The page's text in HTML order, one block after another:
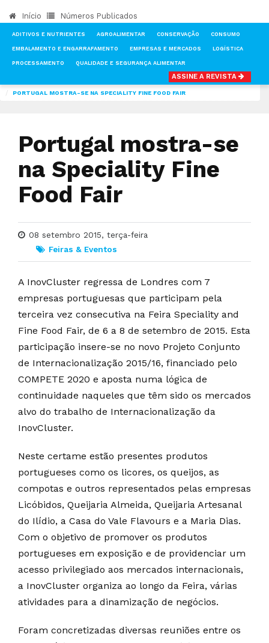
Início Números Publicados
ADITIVOS E NUTRIENTES AGROALIMENTAR CONSERVAÇÃO CONSUMO
EMBALAMENTO E ENGARRAFAMENTO EMPRESAS E MERCADOS LOGÍSTICA
PROCESSAMENTO QUALIDADE E SEGURANÇA ALIMENTAR
ASSINE A REVISTA
PORTUGAL MOSTRA-SE NA SPECIALITY FINE FOOD FAIR
Portugal mostra-se
na Speciality Fine
Food Fair
08 setembro 2015, terça-feira
Feiras & Eventos
A InovCluster regressa de Londres com 7
empresas portuguesas que participam pela
terceira vez consecutiva na Feira Speciality and
Fine Food Fair, de 6 a 8 de setembro de 2015. Esta
participação insere-se no novo Projeto Conjunto
de Internacionalização 2015/16, financiado pelo
COMPETE 2020 e aposta numa lógica de
continuidade naqueles que têm sido os mercados
alvo do trabalho de Internacionalização da
InovCluster.
Neste certame estão presentes produtos
portugueses como os licores, os queijos, as
compotas e outros representados pelas empresas
Licóbidos, Queijaria Almeida, Queijaria Artesanal
do Ilídio, a Casa do Vale Flavours e a Maria Dias.
Com o objetivo de promover os produtos
portugueses em exposição e de providenciar um
acesso privilegiado aos mercados internacionais,
a InovCluster organiza ao longo da Feira, várias
atividades para a dinamização de negócios.
Foram concretizadas diversas reuniões entre os